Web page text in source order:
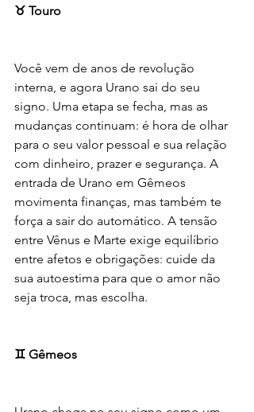
♉ Touro
Você vem de anos de revolução
interna, e agora Urano sai do seu
signo. Uma etapa se fecha, mas as
mudanças continuam: é hora de olhar
para o seu valor pessoal e sua relação
com dinheiro, prazer e segurança. A
entrada de Urano em Gêmeos
movimenta finanças, mas também te
força a sair do automático. A tensão
entre Vênus e Marte exige equilíbrio
entre afetos e obrigações: cuide da
sua autoestima para que o amor não
seja troca, mas escolha.
♊ Gêmeos